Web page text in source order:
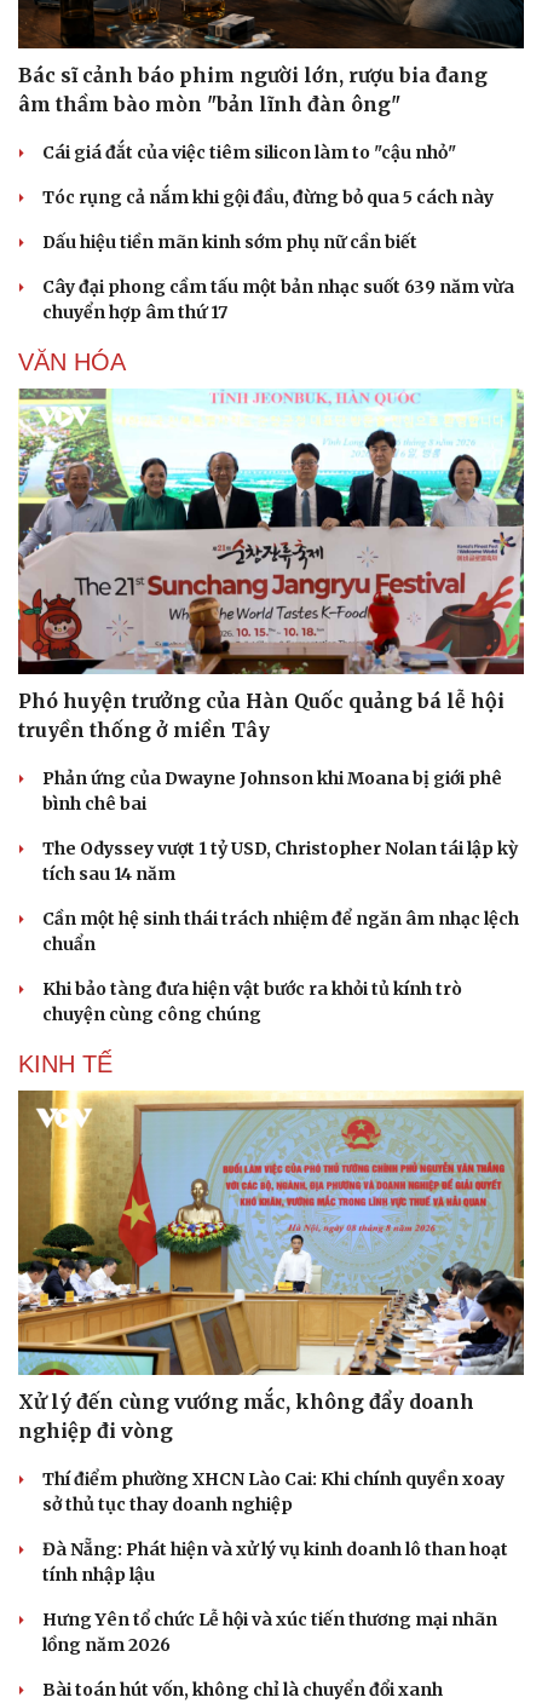
Doanh nghiệp
Thông tin doanh nghiệp
Doanh nhân
Công nghệ
Sành điệu
Trải nghiệm
Bác sĩ cảnh báo phim người lớn, rượu bia đang
âm thầm bào mòn "bản lĩnh đàn ông"
Cái giá đắt của việc tiêm silicon làm to "cậu nhỏ"
Tóc rụng cả nắm khi gội đầu, đừng bỏ qua 5 cách này
Dấu hiệu tiền mãn kinh sớm phụ nữ cần biết
Cây đại phong cầm tấu một bản nhạc suốt 639 năm vừa
chuyển hợp âm thứ 17
VĂN HÓA
Phó huyện trưởng của Hàn Quốc quảng bá lễ hội
truyền thống ở miền Tây
Phản ứng của Dwayne Johnson khi Moana bị giới phê
bình chê bai
The Odyssey vượt 1 tỷ USD, Christopher Nolan tái lập kỳ
tích sau 14 năm
Cần một hệ sinh thái trách nhiệm để ngăn âm nhạc lệch
chuẩn
Khi bảo tàng đưa hiện vật bước ra khỏi tủ kính trò
chuyện cùng công chúng
KINH TẾ
Xử lý đến cùng vướng mắc, không đẩy doanh
nghiệp đi vòng
Thí điểm phường XHCN Lào Cai: Khi chính quyền xoay
sở thủ tục thay doanh nghiệp
Đà Nẵng: Phát hiện và xử lý vụ kinh doanh lô than hoạt
tính nhập lậu
Hưng Yên tổ chức Lễ hội và xúc tiến thương mại nhãn
lồng năm 2026
Bài toán hút vốn, không chỉ là chuyển đổi xanh